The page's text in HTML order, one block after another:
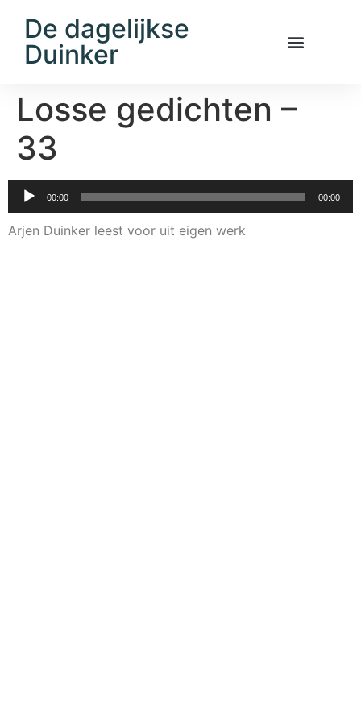
De dagelijkse
Duinker
Losse gedichten –
33
Audiospeler
00:00 00:00
Arjen Duinker leest voor uit eigen werk